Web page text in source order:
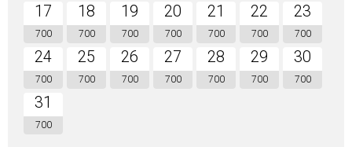
17
700
18
700
19
700
20
700
21
700
22
700
23
700
24
700
25
700
26
700
27
700
28
700
29
700
30
700
31
700